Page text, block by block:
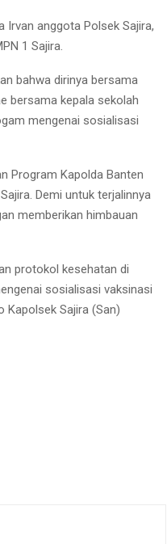
Irvan anggota Polsek Sajira,
1 Sajira.
bahwa dirinya bersama
bersama kepala sekolah
mengenai sosialisasi
Program Kapolda Banten
Demi untuk terjalinnya
memberikan himbauan
protokol kesehatan di
sosialisasi vaksinasi
Kapolsek Sajira (San)